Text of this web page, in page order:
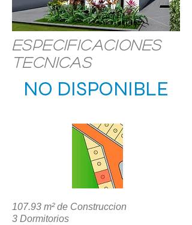
Especificaciones
Tecnicas
NO DISPONIBLE
107.93 m² de Construccion
3 Dormitorios